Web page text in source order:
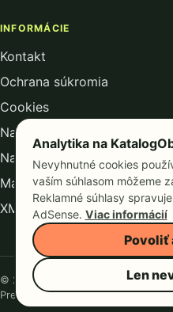
INFORMÁCIE
Kontakt
Ochrana súkromia
Cookies
Nastavenie analytiky
Nastavenie reklamných
Mapa kategórií
XML mapa webu
© 2026 KatalogObchodov.sk
Prevádzkuje Consultee, s. r. o.
Analytika na
Nevyhnutné cookies
vaším súhlasom môžeme
Reklamné súhlasy
AdSense. Viac informácií
Povoliť
Len